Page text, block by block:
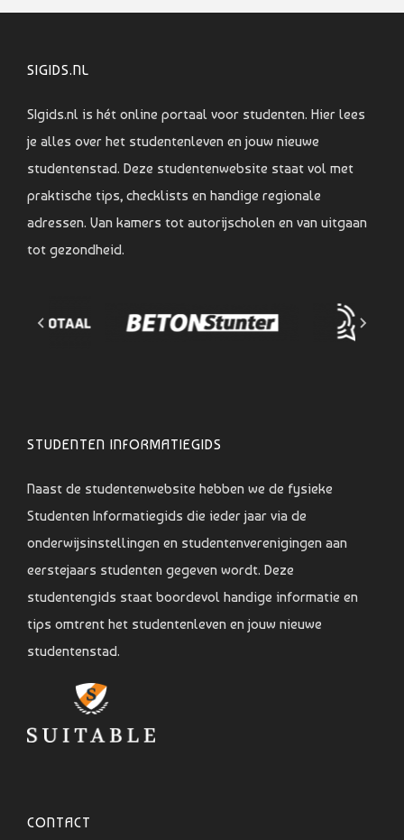
SIGIDS.NL
SIgids.nl is hét online portaal voor studenten. Hier lees
je alles over het studentenleven en jouw nieuwe
studentenstad. Deze studentenwebsite staat vol met
praktische tips, checklists en handige regionale
adressen. Van kamers tot autorijscholen en van uitgaan
tot gezondheid.
STUDENTEN INFORMATIEGIDS
Naast de studentenwebsite hebben we de fysieke
Studenten Informatiegids die ieder jaar via de
onderwijsinstellingen en studentenverenigingen aan
eerstejaars studenten gegeven wordt. Deze
studentengids staat boordevol handige informatie en
tips omtrent het studentenleven en jouw nieuwe
studentenstad.
CONTACT